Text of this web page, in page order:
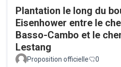
Plantation le long du
Eisenhower entre le
Basso-Cambo et le
Lestang
Proposition officielle 0